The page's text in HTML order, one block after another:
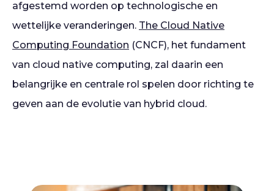
afgestemd worden op technologische en
wettelijke veranderingen. The Cloud Native
Computing Foundation (CNCF), het fundament
van cloud native computing, zal daarin een
belangrijke en centrale rol spelen door richting te
geven aan de evolutie van hybrid cloud.